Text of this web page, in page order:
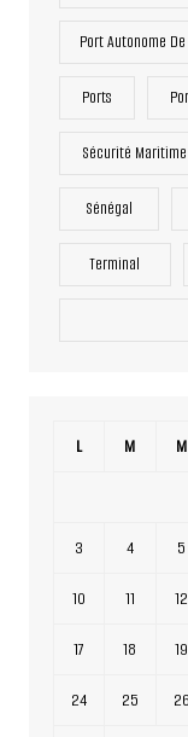
Port Autonome
Ports
Sécurité Maritime
Sénégal
Terminal
L M M
3 4 5
10 11 12
17 18 19
24 25 26